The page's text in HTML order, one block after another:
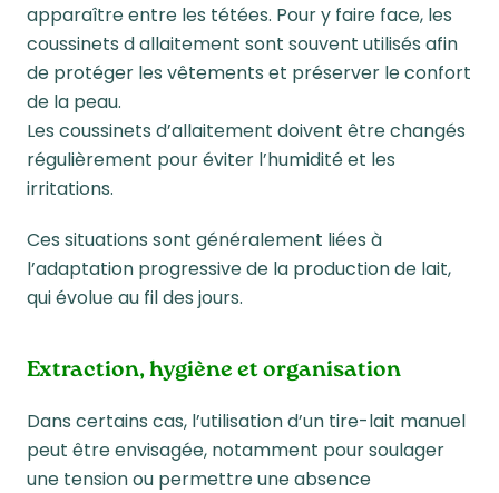
apparaître entre les tétées. Pour y faire face, les
coussinets d allaitement sont souvent utilisés afin
de protéger les vêtements et préserver le confort
de la peau.
Les coussinets d’allaitement doivent être changés
régulièrement pour éviter l’humidité et les
irritations.
Ces situations sont généralement liées à
l’adaptation progressive de la production de lait,
qui évolue au fil des jours.
Extraction, hygiène et organisation
Dans certains cas, l’utilisation d’un tire-lait manuel
peut être envisagée, notamment pour soulager
une tension ou permettre une absence